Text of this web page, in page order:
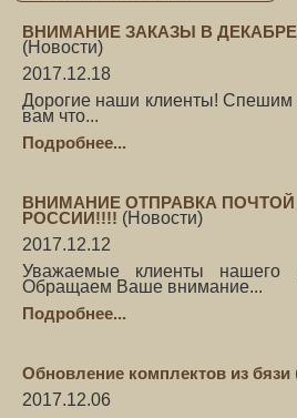
ВНИМАНИЕ ЗАКАЗЫ В
(Новости)
2017.12.18
Дорогие наши клиенты! Спешим
вам что...
Подробнее...
ВНИМАНИЕ ОТПРАВКА ПОЧТОЙ
РОССИИ!!!! (Новости)
2017.12.12
Уважаемые клиенты нашего
Обращаем Ваше внимание...
Подробнее...
Обновление комплектов из бязи
2017.12.06